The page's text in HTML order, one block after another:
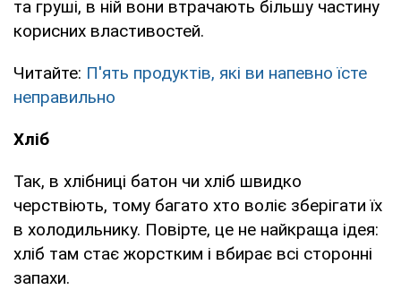
та груші, в ній вони втрачають більшу частину
корисних властивостей.
Читайте: П'ять продуктів, які ви напевно їсте
неправильно
Хліб
Так, в хлібниці батон чи хліб швидко
черствіють, тому багато хто воліє зберігати їх
в холодильнику. Повірте, це не найкраща ідея:
хліб там стає жорстким і вбирає всі сторонні
запахи.